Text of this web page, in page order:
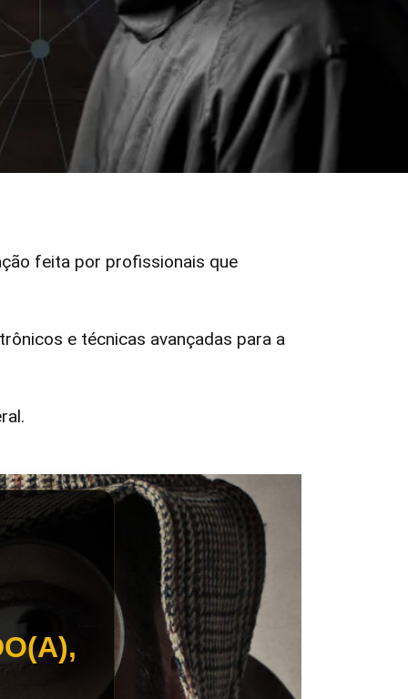
feita por profissionais que
e técnicas avançadas para a